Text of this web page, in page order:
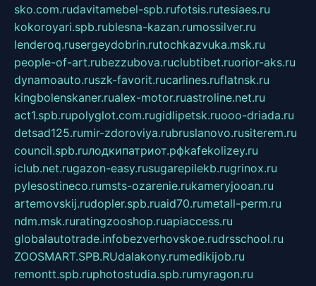
sko.com.rudavitamebel-spb.rufotsis.rutesiaes.ru
kokoroyari.spb.rublesna-kazan.rumossilver.ru
lenderoq.rusergeydobrin.rutochkazvuka.msk.ru
people-of-art.rubezzubova.ruclubtibet.ruorior-aks.ru
dynamoauto.ruszk-favorit.rucarlines.ruflatnsk.ru
kingbolenskaner.rualex-motor.ruastroline.net.ru
act1.spb.rupolyglot.com.rugidlipetsk.ruooo-driada.ru
detsad125.rumir-zdoroviya.rubruslanovo.rusiterem.ru
council.spb.ruлодкипатриот.рфkafekolizey.ru
iclub.net.rugazon-easy.rusugarepilekb.rugrinox.ru
pylesostineco.rumsts-ozarenie.rukameryjooan.ru
artemovskij.rudopler.spb.ruaid70.rumetall-perm.ru
ndm.msk.ruratingzooshop.ruapiaccess.ru
globalautotrade.infobezverhovskoe.rudrsschool.ru
ZOOSMART.SPB.RUdalakony.rumedikijob.ru
remontt.spb.ruphotostudia.spb.rumyragon.ru